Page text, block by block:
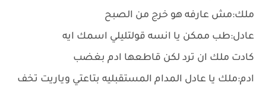
ملك:مش عارفه هو خرج من الصبح
عادل:طب ممكن يا انسه قولتليلي اسمك ايه
كادت ملك ان ترد لكن قاطعها ادم بغضب
ادم:ملك يا عادل المدام المستقبليه بتاعتي وياريت تخف